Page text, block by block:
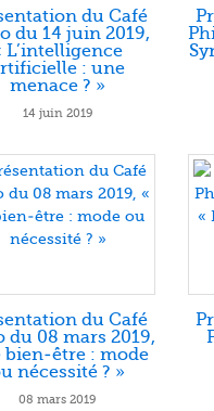
du Café
du 14 juin 2019,
L’intelligence
: une
menace ? »
14 juin 2019
du Café
du 08 mars 2019,
bien-être : mode
nécessité ? »
08 mars 2019